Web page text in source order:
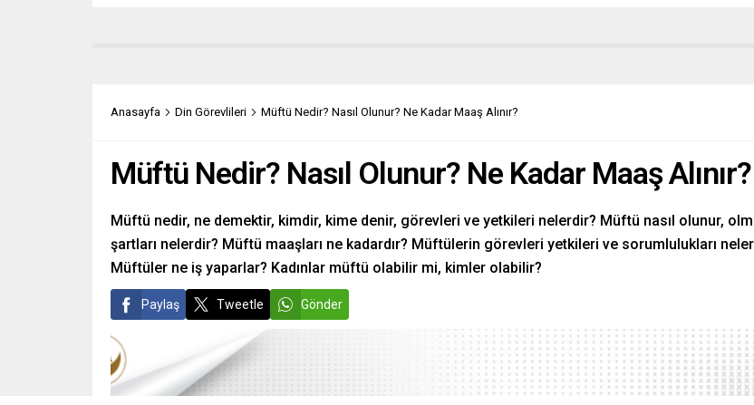
Anasayfa Din Görevlileri Müftü Nedir? Nasıl Olunur? Ne Kadar Maaş Alınır?
Müftü Nedir? Nasıl Olunur? Ne Kadar Maaş Alınır?
Müftü nedir, ne demektir, kimdir, kime denir, görevleri ve yetkileri nelerdir? Müftü nasıl olunur,
şartları nelerdir? Müftü maaşları ne kadardır? Müftülerin görevleri yetkileri ve sorumlulukları
Müftüler ne iş yaparlar? Kadınlar müftü olabilir mi, kimler olabilir?
Paylaş Tweetle Gönder